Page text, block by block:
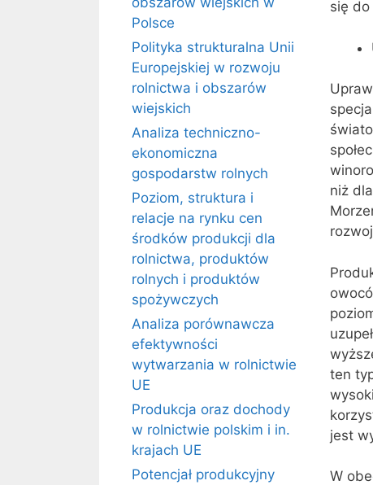
się
niż
ten
jest
W
Polsce
Polityka strukturalna Unii
Europejskiej w rozwoju
rolnictwa i obszarów
wiejskich
Analiza techniczno-
ekonomiczna
gospodarstw rolnych
Poziom, struktura i
relacje na rynku cen
środków produkcji dla
rolnictwa, produktów
rolnych i produktów
spożywczych
Analiza porównawcza
efektywności
wytwarzania w rolnictwie
UE
Produkcja oraz dochody
w rolnictwie polskim i in.
krajach UE
Potencjał produkcyjny